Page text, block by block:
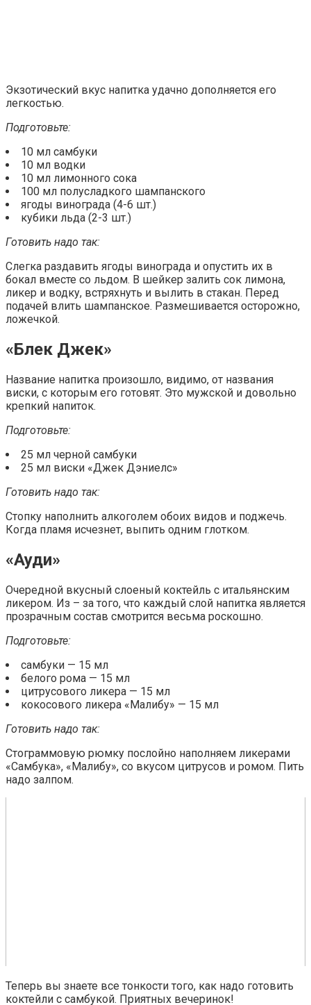
Экзотический вкус напитка удачно дополняется его
легкостью.
Подготовьте:
10 мл самбуки
10 мл водки
10 мл лимонного сока
100 мл полусладкого шампанского
ягоды винограда (4-6 шт.)
кубики льда (2-3 шт.)
Готовить надо так:
Слегка раздавить ягоды винограда и опустить их в
бокал вместе со льдом. В шейкер залить сок лимона,
ликер и водку, встряхнуть и вылить в стакан. Перед
подачей влить шампанское. Размешивается осторожно,
ложечкой.
«Блек Джек»
Название напитка произошло, видимо, от названия
виски, с которым его готовят. Это мужской и довольно
крепкий напиток.
Подготовьте:
25 мл черной самбуки
25 мл виски «Джек Дэниелс»
Готовить надо так:
Стопку наполнить алкоголем обоих видов и поджечь.
Когда пламя исчезнет, выпить одним глотком.
«Ауди»
Очередной вкусный слоеный коктейль с итальянским
ликером. Из – за того, что каждый слой напитка является
прозрачным состав смотрится весьма роскошно.
Подготовьте:
самбуки — 15 мл
белого рома — 15 мл
цитрусового ликера — 15 мл
кокосового ликера «Малибу» — 15 мл
Готовить надо так:
Стограммовую рюмку послойно наполняем ликерами
«Самбука», «Малибу», со вкусом цитрусов и ромом. Пить
надо залпом.
Теперь вы знаете все тонкости того, как надо готовить
коктейли с самбукой. Приятных вечеринок!